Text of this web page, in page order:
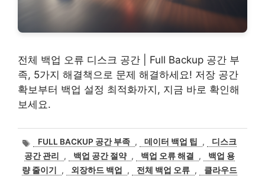
전체 백업 오류 디스크 공간 | Full Backup 공간 부
족, 5가지 해결책으로 문제 해결하세요! 저장 공간
확보부터 백업 설정 최적화까지, 지금 바로 확인해
보세요.
태
그
FULL BACKUP 공간 부족 , 데이터 백업 팁 ,
디스크
공간 관리
, 백업 공간 절약 , 백업 오류 해결 ,
백업 용
량 줄이기
, 외장하드 백업 , 전체 백업 오류 ,
클라우드